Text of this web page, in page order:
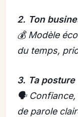
2. Ton
💰 Modèle
du temps,
3. Ta posture
🗣️ Confiance,
de parole